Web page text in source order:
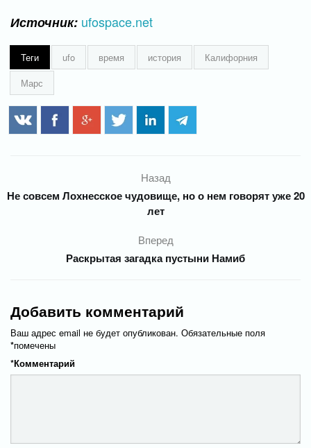
Источник: ufospace.net
Теги ufo время история
Калифорния
Марс
Назад
Не совсем Лохнесское чудовище, но о нем говорят уже 20
лет
Вперед
Раскрытая загадка пустыни Намиб
Добавить комментарий
Ваш адрес email не будет опубликован. Обязательные поля
помечены
*
Комментарий
*